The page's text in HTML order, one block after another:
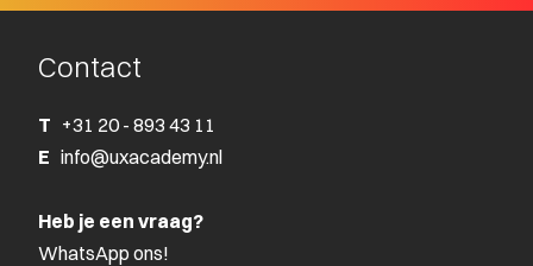
Contact
T +31 20 - 893 43 11
E info@uxacademy.nl
Heb je een vraag?
WhatsApp ons!